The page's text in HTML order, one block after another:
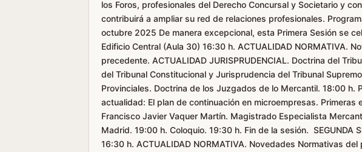
los Foros, profesionales del Derecho Concursal y Societario y
contribuirá a ampliar su red de relaciones profesionales.
octubre 2025 De manera excepcional, esta Primera Sesión se
Edificio Central (Aula 30) 16:30 h. ACTUALIDAD NORMATIVA.
precedente. ACTUALIDAD JURISPRUDENCIAL. Doctrina del
del Tribunal Constitucional y Jurisprudencia del Tribunal
Provinciales. Doctrina de los Juzgados de lo Mercantil. 18:00 h.
actualidad: El plan de continuación en microempresas.
Francisco Javier Vaquer Martín. Magistrado Especialista
Madrid. 19:00 h. Coloquio. 19:30 h. Fin de la sesión. SEGUNDA
16:30 h. ACTUALIDAD NORMATIVA. Novedades Normativas